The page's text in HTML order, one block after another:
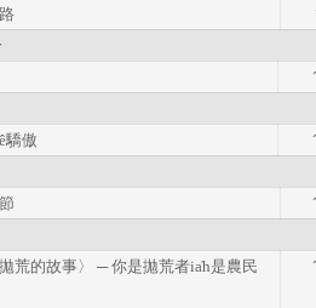
ê驕傲
荒的故事〉 ─你是拋荒者ia̍h是農民